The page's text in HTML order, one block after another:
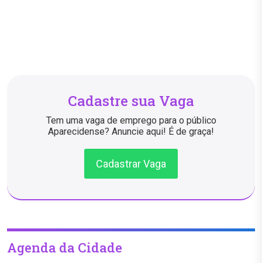
Cadastre sua Vaga
Tem uma vaga de emprego para o público
Aparecidense? Anuncie aqui! É de graça!
Cadastrar Vaga
Agenda da Cidade